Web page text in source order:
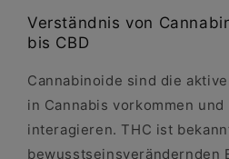
Verständnis von
bis CBD
Cannabinoide sind die
in Cannabis vorkommen
interagieren. THC ist
bewusstseinsverändernden